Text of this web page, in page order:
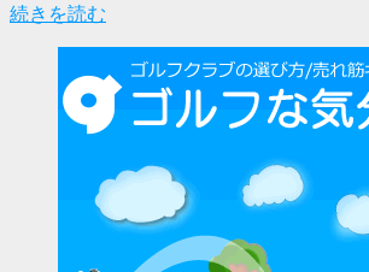
続きを読む